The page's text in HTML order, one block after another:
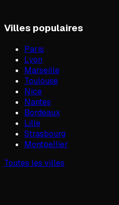
Villes populaires
Paris
Lyon
Marseille
Toulouse
Nice
Nantes
Bordeaux
Lille
Strasbourg
Montpellier
Toutes les villes